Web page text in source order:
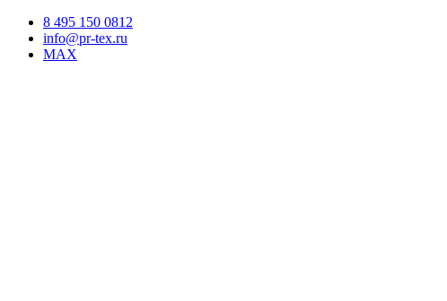
8 495 150 0812
info@pr-tex.ru
MAX